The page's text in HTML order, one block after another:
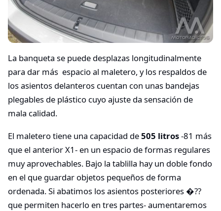
La banqueta se puede desplazas longitudinalmente
para dar más espacio al maletero, y los respaldos de
los asientos delanteros cuentan con unas bandejas
plegables de plástico cuyo ajuste da sensación de
mala calidad.
El maletero tiene una capacidad de505 litros-81 más
que el anterior X1- en un espacio de formas regulares
muy aprovechables. Bajo la tablilla hay un doble fondo
en el que guardar objetos pequeños de forma
ordenada. Si abatimos los asientos posteriores �??
que permiten hacerlo en tres partes- aumentaremos